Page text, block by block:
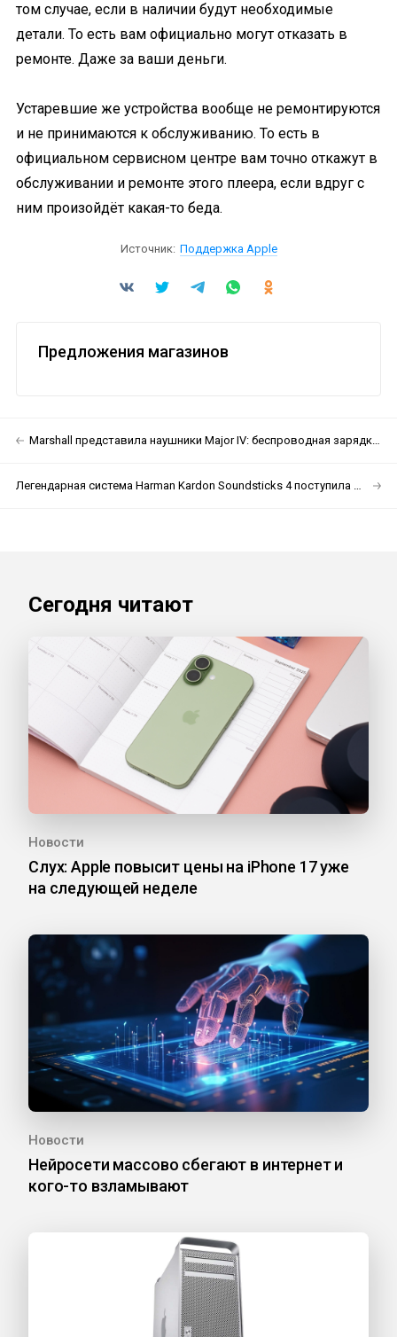
том случае, если в наличии будут необходимые
детали. То есть вам официально могут отказать в
ремонте. Даже за ваши деньги.
Устаревшие же устройства вообще не ремонтируются
и не принимаются к обслуживанию. То есть в
официальном сервисном центре вам точно откажут в
обслуживании и ремонте этого плеера, если вдруг с
ним произойдёт какая-то беда.
Источник: Поддержка Apple
Предложения магазинов
Marshall представила наушники Major IV: беспроводная зарядка и до 80 часов автономной работы
Легендарная система Harman Kardon Soundsticks 4 поступила в продажу в России
Сегодня читают
Новости
Слух: Apple повысит цены на iPhone 17 уже
на следующей неделе
Новости
Нейросети массово сбегают в интернет и
кого-то взламывают